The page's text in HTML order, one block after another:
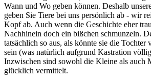
Wann und Wo geben können. Deshalb
geben Sie Tiere bei uns persönlich ab - wir
Kopf ab. Auch wenn die Geschichte eher
Nachhinein doch ein bißchen schmunzeln.
tatsächlich so aus, als könnte sie die Tochter
sein (was natürlich aufgrund Kastration
Inzwischen sind sowohl die Kleine als auch
glücklich vermittelt.